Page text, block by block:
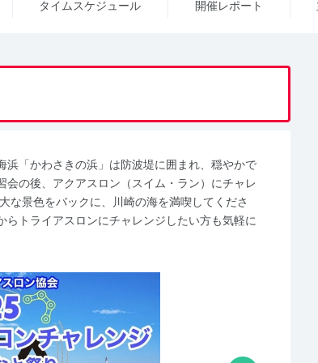
タイム スケジュール 開催レポート
浜「かわさきの浜」は防波堤に囲まれ、穏やかで
の後、アクアスロン（スイム・ラン）にチャレ
な景色をバックに、川崎の海を満喫してくださ
トライアスロンにチャレンジしたい方も気軽に